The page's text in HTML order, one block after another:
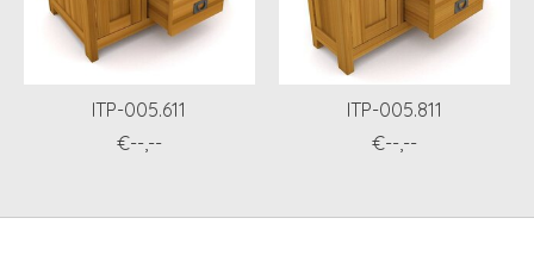
ITP-005.611
€--,--
ITP-005.811
€--,--